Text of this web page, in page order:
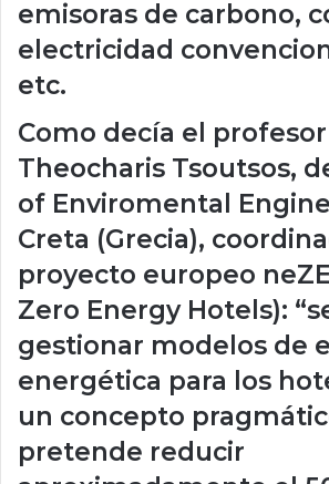
emisoras de carbono,
electricidad
etc.
Como decía el profesor
Theocharis Tsoutsos,
of Enviromental
Creta (Grecia),
proyecto europeo
Zero Energy Hotels):
gestionar modelos de
energética para los
un concepto
pretende reducir